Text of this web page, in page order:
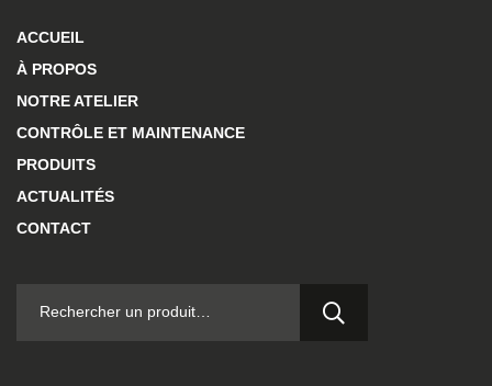
ACCUEIL
À PROPOS
NOTRE ATELIER
CONTRÔLE ET MAINTENANCE
PRODUITS
ACTUALITÉS
CONTACT